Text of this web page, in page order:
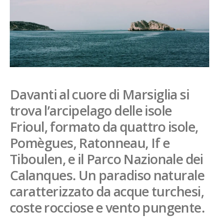
English
Spanish
French
Davanti al cuore di Marsiglia si
trova l’arcipelago delle isole
Frioul, formato da quattro isole,
Pomègues, Ratonneau, If e
Tiboulen, e il Parco Nazionale dei
Calanques. Un paradiso naturale
caratterizzato da acque turchesi,
coste rocciose e vento pungente.